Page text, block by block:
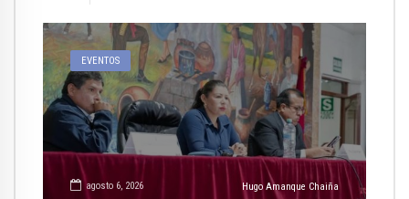
EVENTOS
agosto 6, 2026 Hugo Amanque Chaiña